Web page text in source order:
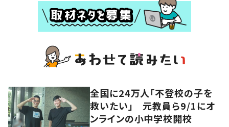
全国に24万人「不登校の子を
救いたい」 元教員ら9/1にオ
ンラインの小中学校開校